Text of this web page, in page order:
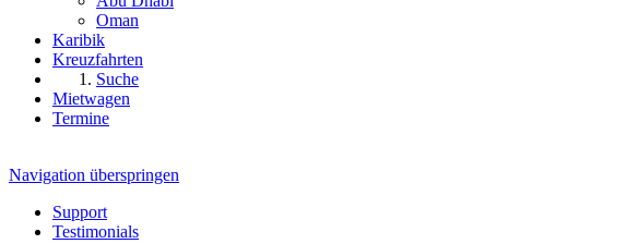
Oman
Karibik
Kreuzfahrten
Suche
Mietwagen
Termine
Navigation überspringen
Support
Testimonials